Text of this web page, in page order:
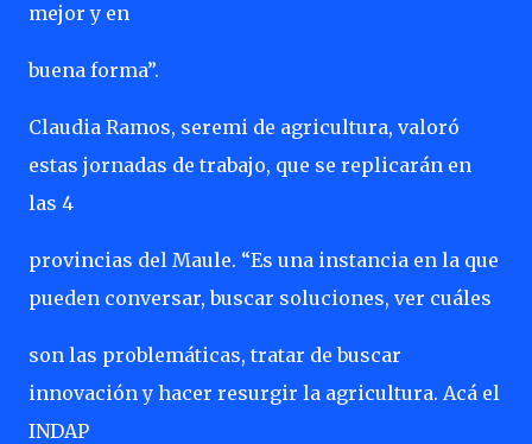
mejor y en
buena forma”.
Claudia Ramos, seremi de agricultura, valoró
estas jornadas de trabajo, que se replicarán en
las 4
provincias del Maule. “Es una instancia en la que
pueden conversar, buscar soluciones, ver cuáles
son las problemáticas, tratar de buscar
innovación y hacer resurgir la agricultura. Acá el
INDAP